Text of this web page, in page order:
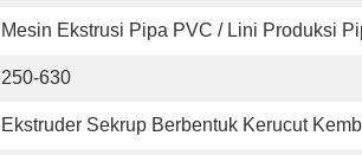
Mesin Ekstrusi Pipa PVC / Lini Produksi
250-630
Ekstruder Sekrup Berbentuk Kerucut